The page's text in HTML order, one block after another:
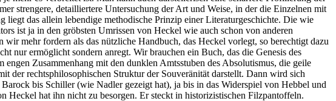
strengere, detailliertere Untersuchung der Art und Weise, in der die Einzelnen mit
das allein lebendige methodische Prinzip einer Literaturgeschichte. Die wie
ist ja in den gröbsten Umrissen von Heckel wie auch schon von anderen
mehr fordern als das nützliche Handbuch, das Heckel vorlegt, so berechtigt dazu
nur ermöglicht sondern anregt. Wir brauchen ein Buch, das die Genesis des
Zusammenhang mit den dunklen Amtsstuben des Absolutismus, die geile
der rechtsphilosophischen Struktur der Souveränität darstellt. Dann wird sich
bis Schiller (wie Nadler gezeigt hat), ja bis in das Widerspiel von Hebbel und
hat ihn nicht zu besorgen. Er steckt in historizistischen Filzpantoffeln.